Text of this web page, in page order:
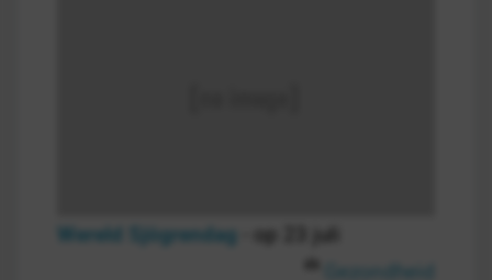
Wereld Sjögrendag - op 23 juli